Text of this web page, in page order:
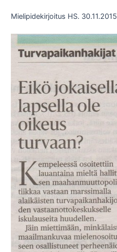
Mielipidekirjoitus HS. 30.11.2015